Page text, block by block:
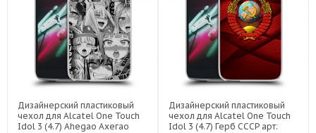
Дизайнерский пластиковый
чехол для Alcatel One Touch
Idol 3 (4.7) Ahegao Ахегао
Дизайнерский пластиковый
чехол для Alcatel One Touch
Idol 3 (4.7) Герб СССР арт: